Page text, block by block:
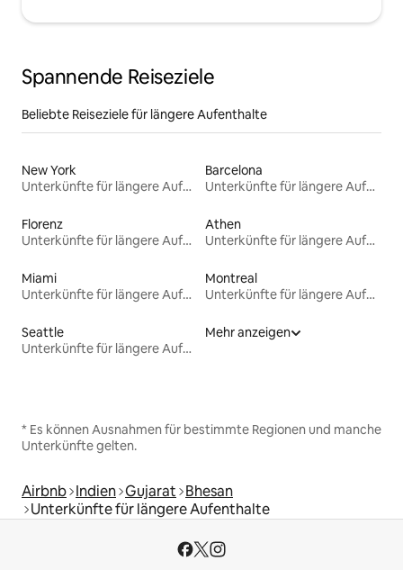
Spannende Reiseziele
Beliebte Reiseziele für längere Aufenthalte
New York
Unterkünfte für längere Aufenthalte
Barcelona
Unterkünfte für längere Aufenthalte
Florenz
Unterkünfte für längere Aufenthalte
Athen
Unterkünfte für längere Aufenthalte
Miami
Unterkünfte für längere Aufenthalte
Montreal
Unterkünfte für längere Aufenthalte
Seattle
Unterkünfte für längere Aufenthalte
Mehr anzeigen
* Es können Ausnahmen für bestimmte Regionen und manche
Unterkünfte gelten.
Airbnb Indien Gujarat Bhesan
Unterkünfte für längere Aufenthalte